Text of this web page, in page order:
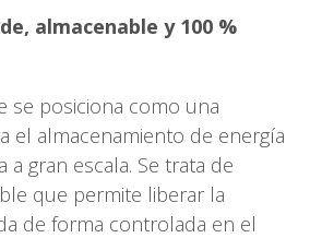
almacenable y 100 %
se posiciona como una
el almacenamiento de energía
a gran escala. Se trata de
que permite liberar la
de forma controlada en el